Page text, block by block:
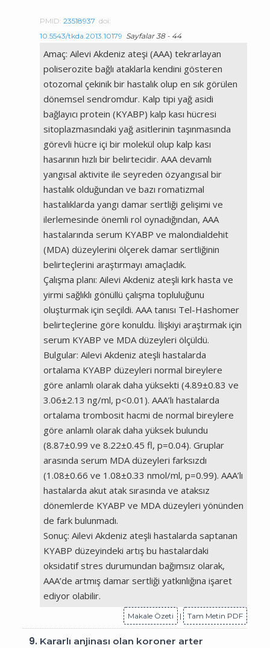
PMID:23518937 doi:
10.5543/tkda.2013.10179 Sayfalar 38 - 44
Amaç: Ailevi Akdeniz ateşi (AAA) tekrarlayan
poliserozite bağlı ataklarla kendini gösteren
otozomal çekinik bir hastalık olup en sık görülen
dönemsel sendromdur. Kalp tipi yağ asidi
bağlayıcı protein (KYABP) kalp kası hücresi
sitoplazmasındaki yağ asitlerinin taşınmasında
görevli hücre içi bir molekül olup kalp kası
hasarının hızlı bir belirtecidir. AAA devamlı
yangısal aktivite ile seyreden özyangısal bir
hastalık olduğundan ve bazı romatizmal
hastalıklarda yangı damar sertliği gelişimi ve
ilerlemesinde önemli rol oynadığından, AAA
hastalarında serum KYABP ve malondialdehit
(MDA) düzeylerini ölçerek damar sertliğinin
belirteçlerini araştırmayı amaçladık.
Çalışma planı: Ailevi Akdeniz ateşli kırk hasta ve
yirmi sağlıklı gönüllü çalışma topluluğunu
oluşturmak için seçildi. AAA tanısı Tel-Hashomer
belirteçlerine göre konuldu. İlişkiyi araştırmak için
serum KYABP ve MDA düzeyleri ölçüldü.
Bulgular: Ailevi Akdeniz ateşli hastalarda
ortalama KYABP düzeyleri normal bireylere
göre anlamlı olarak daha yüksekti (4.89±0.83 ve
3.06±2.13 ng/ml, p<0.01). AAA’lı hastalarda
ortalama trombosit hacmi de normal bireylere
göre anlamlı olarak daha yüksek bulundu
(8.87±0.99 ve 8.22±0.45 fl, p=0.04). Gruplar
arasında serum MDA düzeyleri farksızdı
(1.08±0.66 ve 1.08±0.33 nmol/ml, p=0.99). AAA’lı
hastalarda akut atak sırasında ve ataksız
dönemlerde KYABP ve MDA düzeyleri yönünden
de fark bulunmadı.
Sonuç: Ailevi Akdeniz ateşli hastalarda saptanan
KYABP düzeyindeki artış bu hastalardaki
oksidatif stres durumundan bağımsız olarak,
AAA’de artmış damar sertliği yatkınlığına işaret
ediyor olabilir.
Makale Özeti | Tam Metin PDF
9. Kararlı anjinası olan koroner arter